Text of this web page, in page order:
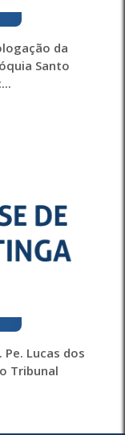
da
Santo
Lucas dos
Tribunal